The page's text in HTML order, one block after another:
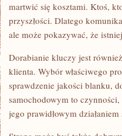
martwić się kosztami. Ktoś,
przyszłości. Dlatego
ale może pokazywać, że
Dorabianie kluczy jest
klienta. Wybór właściwego
sprawdzenie jakości blanku,
samochodowym to
jego prawidłowym